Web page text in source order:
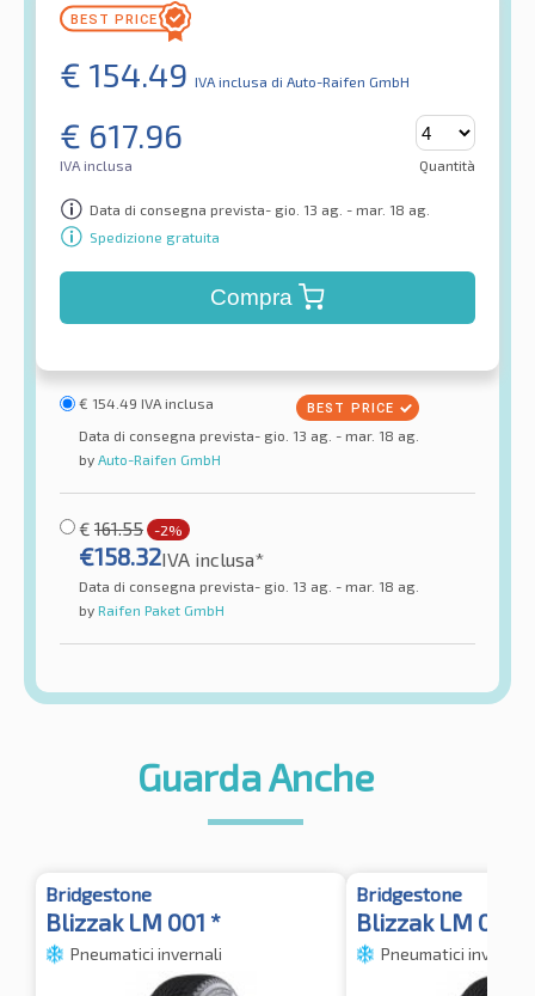
€ 154.49 IVA inclusa di Auto-Raifen GmbH
€ 617.96
IVA inclusa Quantità
Data di consegna prevista- gio. 13 ag. - mar. 18 ag.
Spedizione gratuita
Compra
€ 154.49 IVA inclusa
Data di consegna prevista- gio. 13 ag. - mar. 18 ag.
by Auto-Raifen GmbH
€ 161.55 -2%
€158.32IVA inclusa*
Data di consegna prevista- gio. 13 ag. - mar. 18 ag.
by Raifen Paket GmbH
Guarda Anche
Bridgestone
Blizzak LM 001 *
Pneumatici invernali
Bridgestone
Blizzak LM 001
Pneumatici invernali